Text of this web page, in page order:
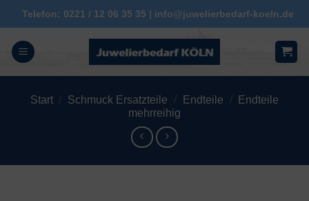
Zum
Inhalt
springen
Telefon: 0221 / 12 06 35 35 | info@juwelierbedarf-koeln.de
Start / Schmuck Ersatzteile / Endteile /
Endteile
mehrreihig